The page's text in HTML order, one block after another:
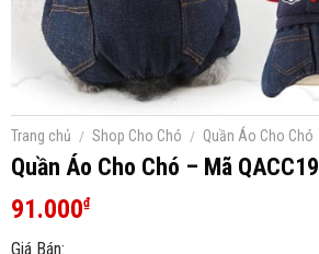
Trang chủ / Shop Cho Chó / Quần Áo Cho Chó
Quần Áo Cho Chó – Mã QACC19
91.000₫
Giá Bán: